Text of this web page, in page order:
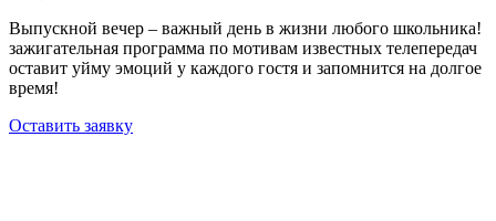
Выпускной вечер – важный день в жизни любого школьника!
зажигательная программа по мотивам известных телепередач
оставит уйму эмоций у каждого гостя и запомнится на долгое
время!
Оставить заявку